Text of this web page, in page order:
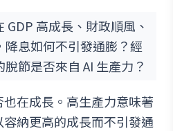
高成長、財政順風、
息如何不引發通膨？經
節是否來自 AI 生產力？
在成長。高生產力意味著
納更高的成長而不引發通